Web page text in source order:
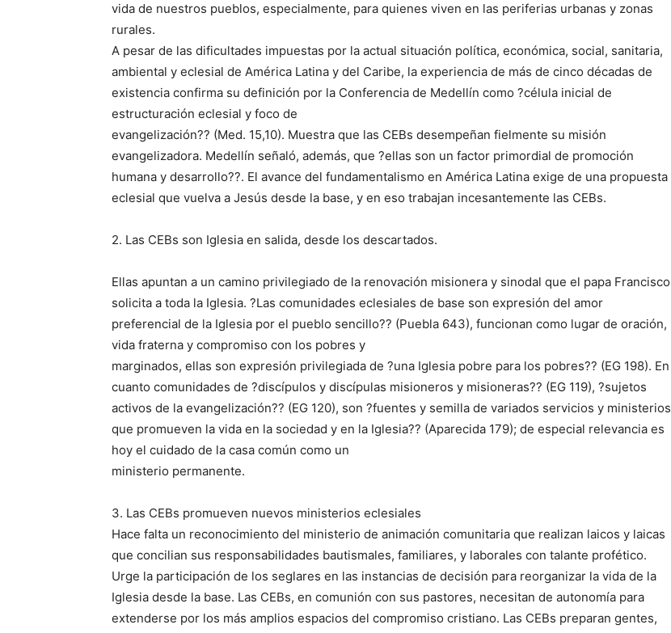
vida de nuestros pueblos, especialmente, para quienes viven en las periferias urbanas y zonas
rurales.
A pesar de las dificultades impuestas por la actual situación política, económica, social, sanitaria,
ambiental y eclesial de América Latina y del Caribe, la experiencia de más de cinco décadas de
existencia confirma su definición por la Conferencia de Medellín como ?célula inicial de
estructuración eclesial y foco de
evangelización?? (Med. 15,10). Muestra que las CEBs desempeñan fielmente su misión
evangelizadora. Medellín señaló, además, que ?ellas son un factor primordial de promoción
humana y desarrollo??. El avance del fundamentalismo en América Latina exige de una propuesta
eclesial que vuelva a Jesús desde la base, y en eso trabajan incesantemente las CEBs.
2. Las CEBs son Iglesia en salida, desde los descartados.
Ellas apuntan a un camino privilegiado de la renovación misionera y sinodal que el papa Francisco
solicita a toda la Iglesia. ?Las comunidades eclesiales de base son expresión del amor
preferencial de la Iglesia por el pueblo sencillo?? (Puebla 643), funcionan como lugar de oración,
vida fraterna y compromiso con los pobres y
marginados, ellas son expresión privilegiada de ?una Iglesia pobre para los pobres?? (EG 198). En
cuanto comunidades de ?discípulos y discípulas misioneros y misioneras?? (EG 119), ?sujetos
activos de la evangelización?? (EG 120), son ?fuentes y semilla de variados servicios y ministerios
que promueven la vida en la sociedad y en la Iglesia?? (Aparecida 179); de especial relevancia es
hoy el cuidado de la casa común como un
ministerio permanente.
3. Las CEBs promueven nuevos ministerios eclesiales
Hace falta un reconocimiento del ministerio de animación comunitaria que realizan laicos y laicas
que concilian sus responsabilidades bautismales, familiares, y laborales con talante profético.
Urge la participación de los seglares en las instancias de decisión para reorganizar la vida de la
Iglesia desde la base. Las CEBs, en comunión con sus pastores, necesitan de autonomía para
extenderse por los más amplios espacios del compromiso cristiano. Las CEBs preparan gentes,